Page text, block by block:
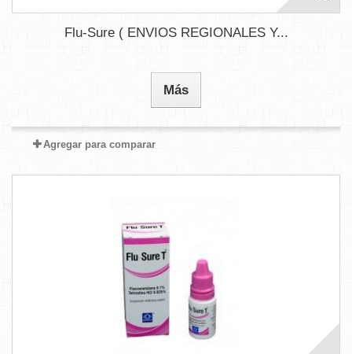
Flu-Sure ( ENVIOS REGIONALES Y...
Más
Agregar para comparar